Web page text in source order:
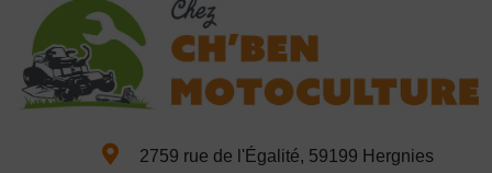
2759 rue de l'Égalité, 59199 Hergnies